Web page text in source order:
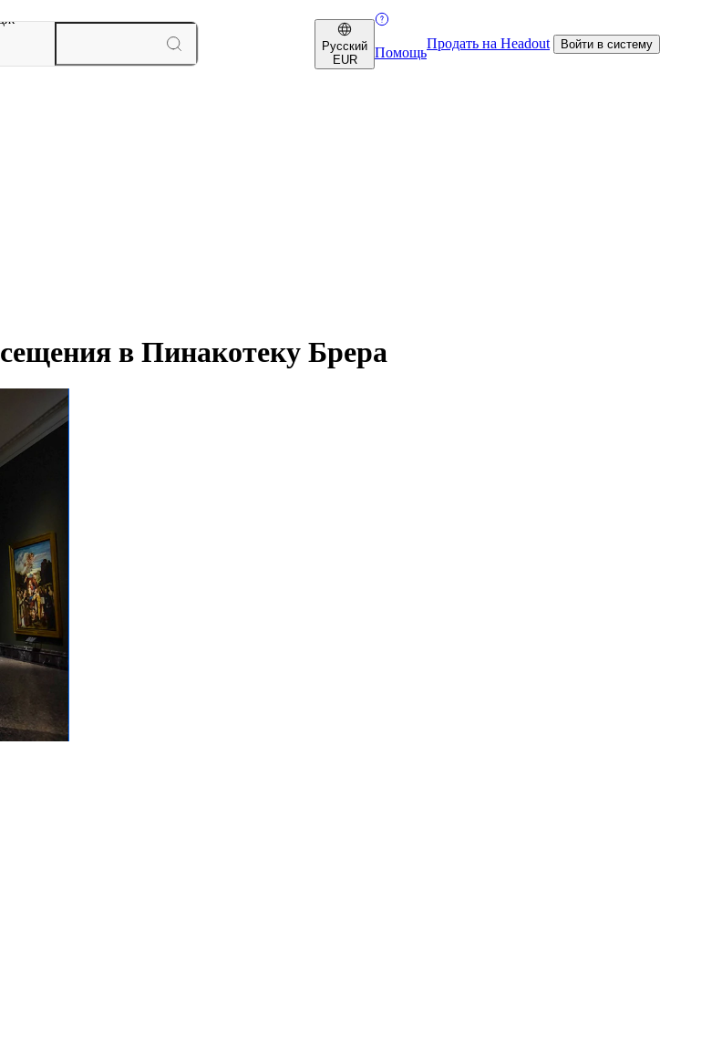
Русский
EUR
Помощь
Продать на Headout Войти в систему
в Пинакотеку Брера